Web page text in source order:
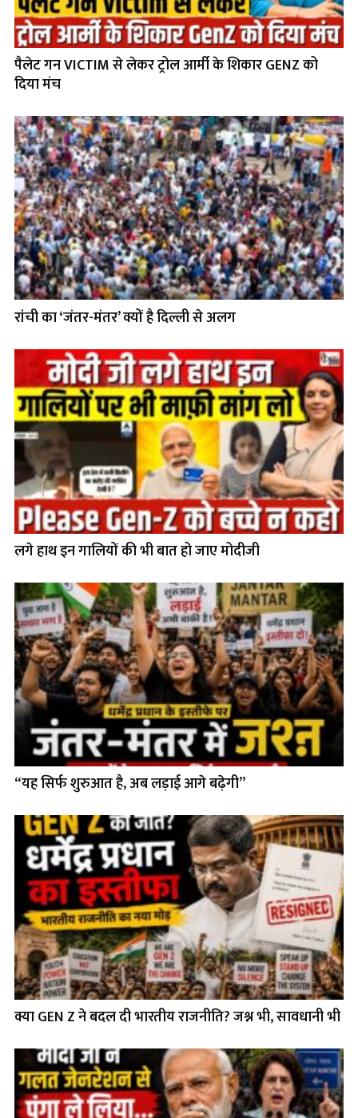
पैलेट गन VICTIM से लेकर ट्रोल आर्मी के शिकार GENZ को
दिया मंच
रांची का ‘जंतर-मंतर’ क्यों है दिल्ली से अलग
लगे हाथ इन गालियों की भी बात हो जाए मोदीजी
“यह सिर्फ शुरुआत है, अब लड़ाई आगे बढ़ेगी”
क्या GEN Z ने बदल दी भारतीय राजनीति? जश्न भी, सावधानी भी